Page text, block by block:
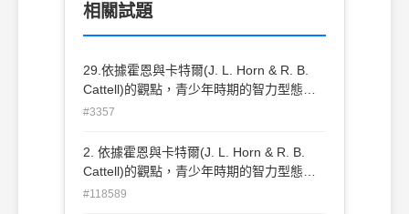
相關試題
29.依據霍恩與卡特爾(J. L. Horn & R. B.
Cattell)的觀點，青少年時期的智力型態有
何改變？(A)晶體智力成長趨緩、流體智力
(C)流體智力成長趨緩、晶體智力增加 (D)
經驗智力成長趨緩、組合智力增加
#3357
2. 依據霍恩與卡特爾(J. L. Horn & R. B.
Cattell)的觀點，青少年時期的智力型態有
何改變？(A) 晶體智力成長趨緩、流體智力
#118589